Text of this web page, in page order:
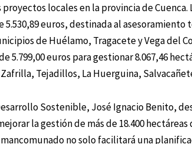
locales en la provincia de
euros, destinada al asesoramiento
de Huélamo, Tragacete y Vega del
5.799,00 euros para gestionar 8.067,46
Tejadillos, La Huerguina,
Sostenible, José Ignacio Benito,
la gestión de más de 18.400
no solo facilitará una